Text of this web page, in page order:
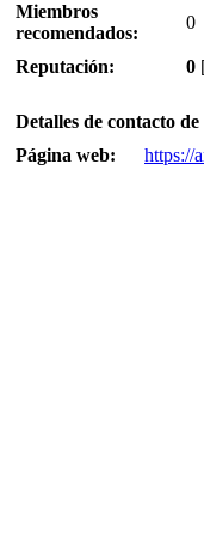
Miembros
recomendados:
0
Reputación: 0
Detalles de contacto
Página web:
https://